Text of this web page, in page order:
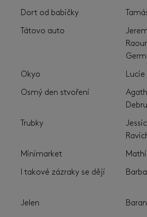
Dort od babičky
Tátovo auto
Okyo
Osmý den stvoření
Trubky
Minimarket
I takové zázraky se dějí
Jelen